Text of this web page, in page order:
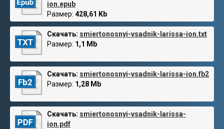
ion.epub
Размер: 428,61 Kb
Скачать: smiertonosnyi-vsadnik-larissa-ion.txt
Размер: 1,1 Mb
Скачать: smiertonosnyi-vsadnik-larissa-ion.fb2
Размер: 1,28 Mb
Скачать: smiertonosnyi-vsadnik-larissa-
ion.pdf